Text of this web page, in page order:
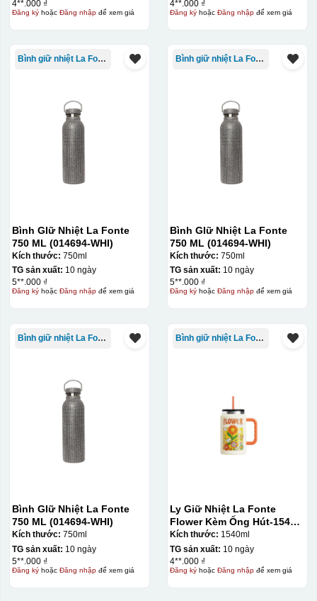
4**.000 ₫
Đăng kýhoặc Đăng nhậpđể xem giá
4**.000 ₫
Đăng kýhoặc Đăng nhậpđể xem giá
Bình giữ nhiệt La Fonte
Bình GIữ Nhiệt La Fonte
750 ML (014694-WHI)
Kích thước: 750ml
TG sản xuất: 10 ngày
5**.000 ₫
Đăng kýhoặc Đăng nhậpđể xem giá
Bình giữ nhiệt La Fonte
Bình GIữ Nhiệt La Fonte
750 ML (014694-WHI)
Kích thước: 750ml
TG sản xuất: 10 ngày
5**.000 ₫
Đăng kýhoặc Đăng nhậpđể xem giá
Bình giữ nhiệt La Fonte
Bình GIữ Nhiệt La Fonte
750 ML (014694-WHI)
Kích thước: 750ml
TG sản xuất: 10 ngày
5**.000 ₫
Đăng kýhoặc Đăng nhậpđể xem giá
Bình giữ nhiệt La Fonte
Ly Giữ Nhiệt La Fonte
Flower Kèm Ống Hút-1540
ml-014786
Kích thước: 1540ml
TG sản xuất: 10 ngày
4**.000 ₫
Đăng kýhoặc Đăng nhậpđể xem giá